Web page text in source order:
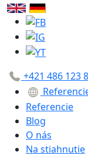
+421 486 123
Referencie
Blog
O nás
Na stiahnutie